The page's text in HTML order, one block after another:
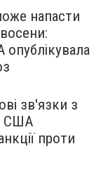
напасти
зв'язки з
США
проти